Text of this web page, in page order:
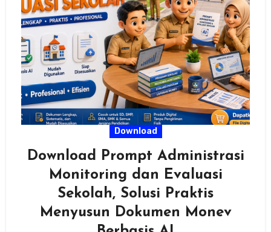
Download
Download Prompt Administrasi
Monitoring dan Evaluasi
Sekolah, Solusi Praktis
Menyusun Dokumen Monev